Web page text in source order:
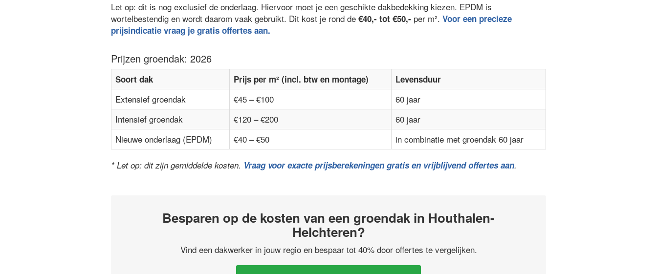
Let op: dit is nog exclusief de onderlaag. Hiervoor moet je een geschikte dakbedekking kiezen. EPDM is
wortelbestendig en wordt daarom vaak gebruikt. Dit kost je rond de €40,- tot €50,- per m². Voor een precieze
prijsindicatie vraag je gratis offertes aan.
Prijzen groendak: 2026
Soort dak Prijs per m² (incl. btw en montage) Levensduur
Extensief groendak €45 – €100
60 jaar
Intensief groendak
€120 – €200
60 jaar
Nieuwe onderlaag (EPDM)
€40 – €50 in combinatie met groendak 60 jaar
* Let op: dit zijn gemiddelde kosten. Vraag voor exacte prijsberekeningen gratis en vrijblijvend offertes aan.
Besparen op de kosten van een groendak in Houthalen-
Helchteren?
Vind een dakwerker in jouw regio en bespaar tot 40% door offertes te vergelijken.